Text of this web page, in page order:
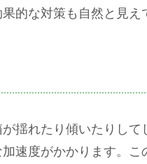
的な対策も自然と見え
揺れたり傾いたりして
速度がかかります。こ